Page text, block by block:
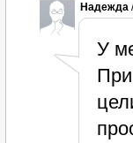
Надежда
У